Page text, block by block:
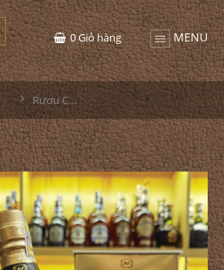
MENU
0Giỏ hàng
Rượu Chivas XV 1000ml